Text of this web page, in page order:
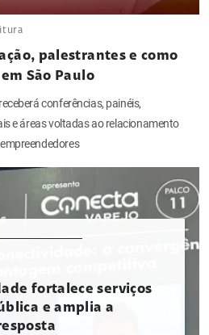
palestrantes e como
São Paulo
conferências, painéis,
e áreas voltadas ao relacionamento
fortalece serviços
e amplia a